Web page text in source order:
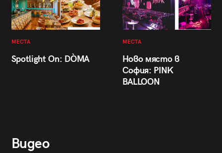
МЕСТА
Spotlight On: DÒMA
МЕСТА
Ново място в
София: PINK
BALLOON
Видео